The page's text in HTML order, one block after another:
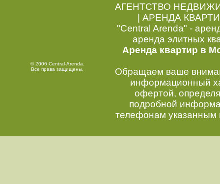
© 2006 Central-Arenda.
Все права защищены.
АГЕНТСТВО
|АРЕНДА
"Central Arenda" -
аренда элитных
Аренда квартир в
Обращаем ваше
информационный
офертой,
подробной
телефонам указанным